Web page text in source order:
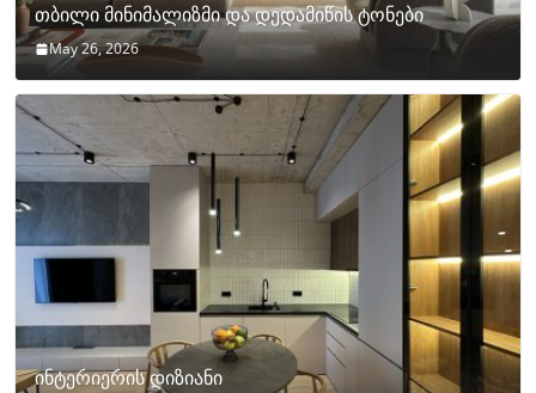
თბილი მინიმალიზმი და დედამიწის ტონები
May 26, 2026
ინტერიერის დიზიანი